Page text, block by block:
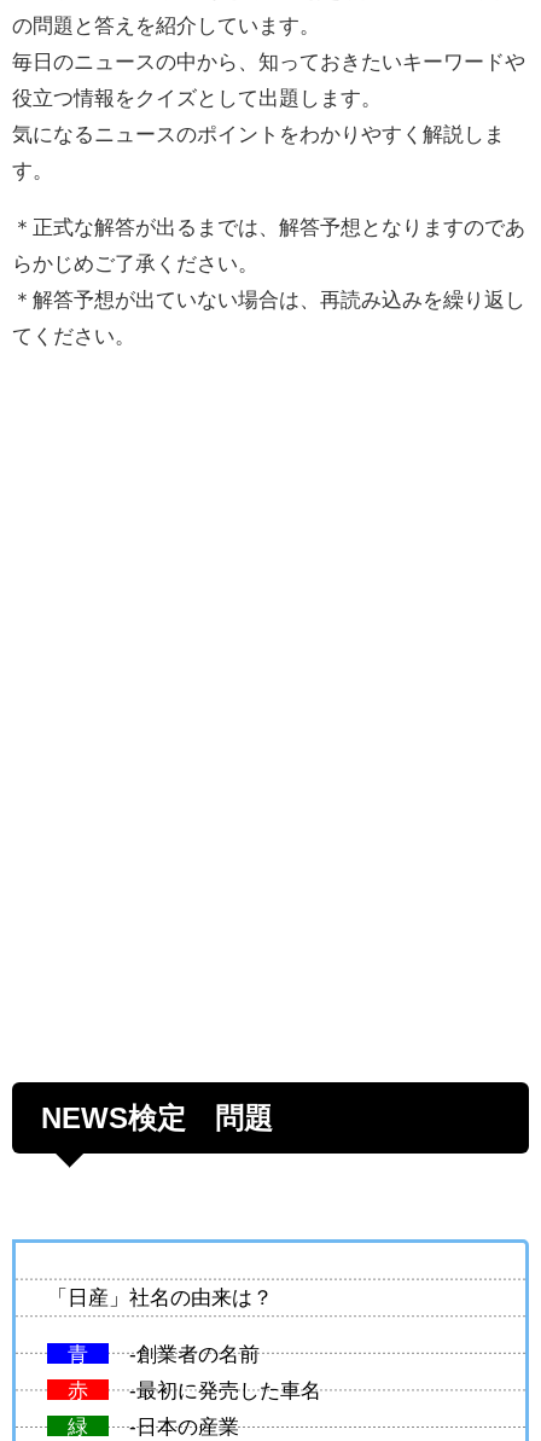
の問題と答えを紹介しています。
毎日のニュースの中から、知っておきたいキーワードや
役立つ情報をクイズとして出題します。
気になるニュースのポイントをわかりやすく解説しま
す。
＊正式な解答が出るまでは、解答予想となりますのであ
らかじめご了承ください。
＊解答予想が出ていない場合は、再読み込みを繰り返し
てください。
NEWS検定 問題
「日産」社名の由来は？
青
-創業者の名前
赤
-最初に発売した車名
緑
-日本の産業